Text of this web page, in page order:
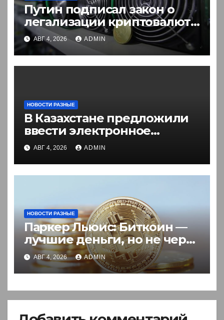
Путин подписал закон о
легализации криптовалют
в России. Что нужно знать
АВГ 4, 2026 ADMIN
НОВОСТИ РАЗНЫЕ
В Казахстане предложили
ввести электронное
разрешение на въезд для
иностранцев
АВГ 4, 2026 ADMIN
НОВОСТИ РАЗНЫЕ
Паркер Льюис: Биткоин —
лучшие деньги, но не через
акции
АВГ 4, 2026 ADMIN